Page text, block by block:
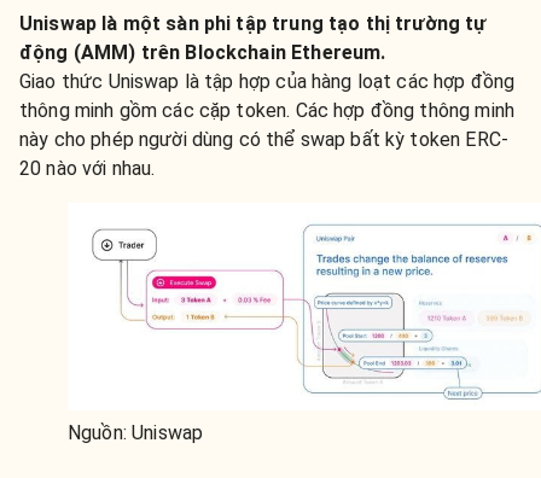
Uniswap là một sàn phi tập trung tạo thị trường tự
động (AMM) trên Blockchain Ethereum.
Giao thức Uniswap là tập hợp của hàng loạt các hợp đồng
thông minh gồm các cặp token. Các hợp đồng thông minh
này cho phép người dùng có thể swap bất kỳ token ERC-
20 nào với nhau.
Nguồn: Uniswap